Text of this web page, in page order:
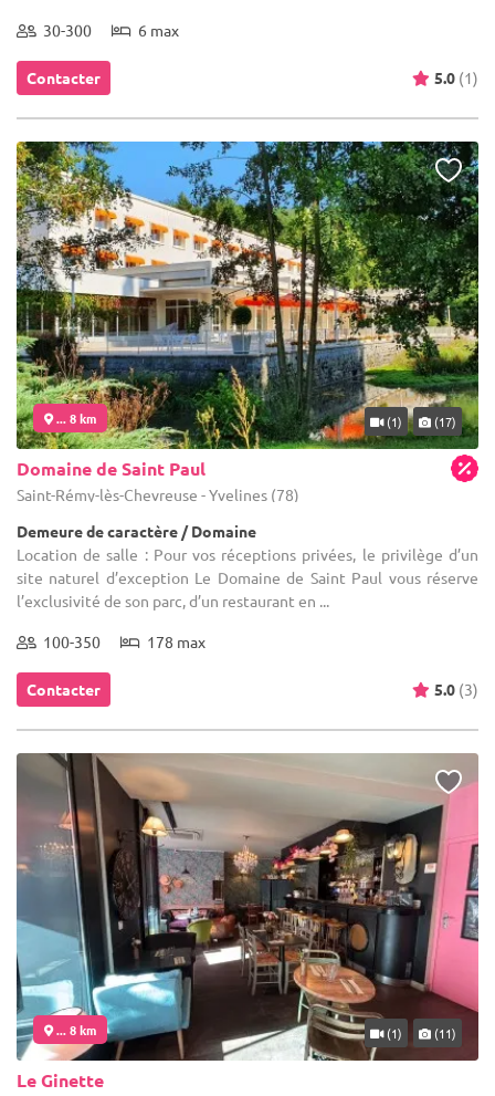
30-300 6 max
Contacter 5.0 (1)
... 8 km (1) (17)
Domaine de Saint Paul
Saint-Rémy-lès-Chevreuse - Yvelines (78)
Demeure de caractère / Domaine
Location de salle : Pour vos réceptions privées, le privilège d’un
site naturel d’exception Le Domaine de Saint Paul vous réserve
l’exclusivité de son parc, d’un restaurant en ...
100-350 178 max
Contacter 5.0 (3)
... 8 km (1) (11)
Le Ginette